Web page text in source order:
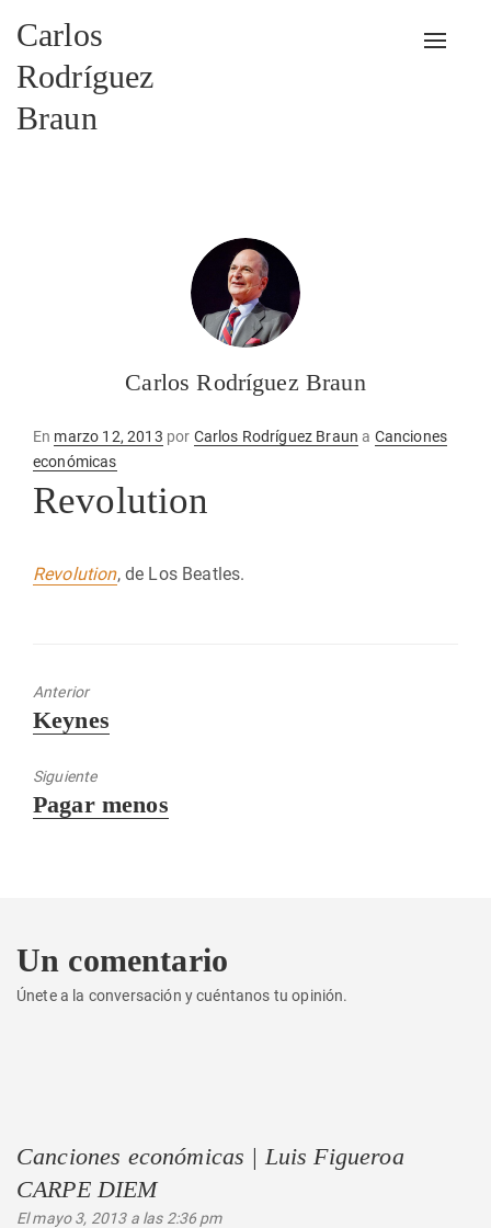
Carlos
Rodríguez
Braun
Carlos Rodríguez Braun
En Publicado
en
marzo 12, 2013 por Carlos Rodríguez Braun a Canciones
económicas
Revolution
Revolution, de Los Beatles.
Anterior
Entrada
Keynes
Siguiente
Entrada
Pagar menos
Un comentario
Únete a la conversación y cuéntanos tu opinión.
Canciones económicas | Luis Figueroa
CARPE DIEMdice:
El mayo 3, 2013 a las 2:36 pm